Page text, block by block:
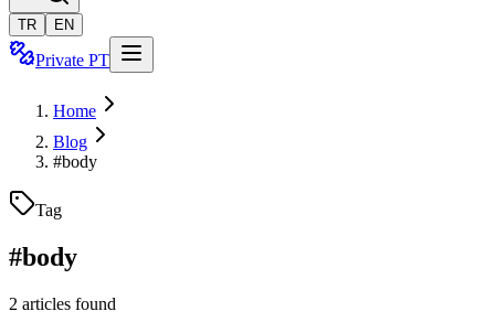
TR EN
Private PT
Home
Blog
#body
Tag
#body
2 articles found